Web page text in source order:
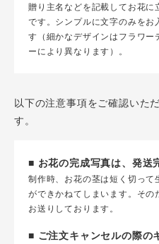
贈り主名などを記載してお花に
です。シンプルに文字のみをお
す（細かなデザインはフラワー
ーにより異なります）。
以下の注意事項をご確認いた
す。
■ お花の完成写真は、発送
制作時、お花の茎は短く切って
ができかねてしまいます。その
お送りしております。
■ ご注文キャンセルの際の